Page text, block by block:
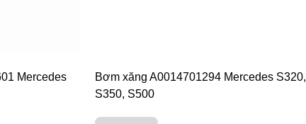
Mercedes
Bơm xăng A0014701294 Mercedes S320,
S350, S500